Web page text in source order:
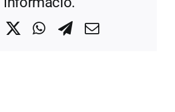
FacebookWhatsApp
Telegram
Correo